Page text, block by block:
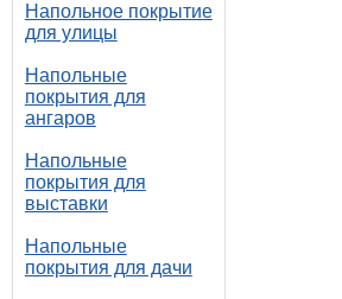
Напольное покрытие
для улицы
Напольные
покрытия для
ангаров
Напольные
покрытия для
выставки
Напольные
покрытия для дачи